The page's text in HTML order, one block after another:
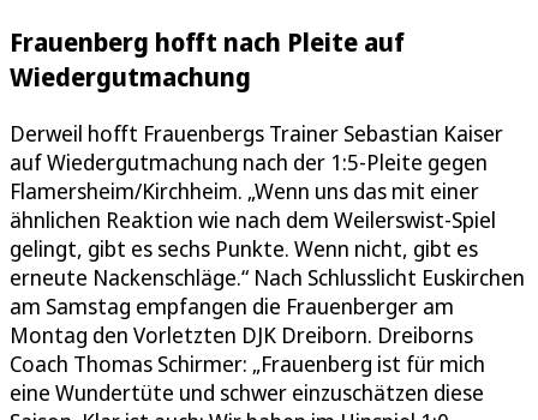
Frauenberg hofft nach Pleite auf
Wiedergutmachung
Derweil hofft Frauenbergs Trainer Sebastian Kaiser
auf Wiedergutmachung nach der 1:5-Pleite gegen
Flamersheim/Kirchheim. „Wenn uns das mit einer
ähnlichen Reaktion wie nach dem Weilerswist-Spiel
gelingt, gibt es sechs Punkte. Wenn nicht, gibt es
erneute Nackenschläge.“ Nach Schlusslicht Euskirchen
am Samstag empfangen die Frauenberger am
Montag den Vorletzten DJK Dreiborn. Dreiborns
Coach Thomas Schirmer: „Frauenberg ist für mich
eine Wundertüte und schwer einzuschätzen diese